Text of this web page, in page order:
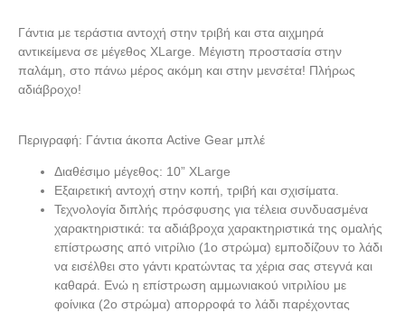
Γάντια με τεράστια αντοχή στην τριβή και στα αιχμηρά
αντικείμενα σε μέγεθος XLarge. Μέγιστη προστασία στην
παλάμη, στο πάνω μέρος ακόμη και στην μενσέτα! Πλήρως
αδιάβροχο!
Περιγραφή: Γάντια άκοπα Active Gear μπλέ
Διαθέσιμο μέγεθος: 10” XLarge
Εξαιρετική αντοχή στην κοπή, τριβή και σχισίματα.
Τεχνολογία διπλής πρόσφυσης για τέλεια συνδυασμένα
χαρακτηριστικά: τα αδιάβροχα χαρακτηριστικά της ομαλής
επίστρωσης από νιτρίλιο (1ο στρώμα) εμποδίζουν το λάδι
να εισέλθει στο γάντι κρατώντας τα χέρια σας στεγνά και
καθαρά. Ενώ η επίστρωση αμμωνιακού νιτριλίου με
φοίνικα (2o στρώμα) απορροφά το λάδι παρέχοντας